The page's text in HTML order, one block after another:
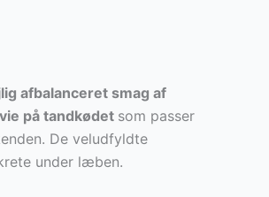
afbalanceret smag af
på tandkødet som passer
De veludfyldte
under læben.